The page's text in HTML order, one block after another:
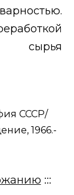
сырья
СССР/
1966.-
:::